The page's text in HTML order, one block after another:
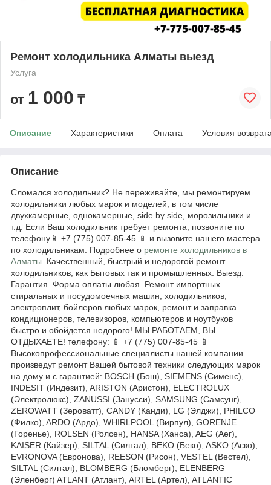
Ремонт холодильника Алматы выезд
Услуга
от 1 000 ₸
Описание Характеристики Оплата Условия
Описание
Сломался холодильник? Не переживайте, мы ремонтируем
холодильники любых марок и моделей, в том числе
двухкамерные, однокамерные, side by side, морозильники и
т.д. Если Ваш холодильник требует ремонта, позвоните по
телефону📱 +7 (775) 007-85-45 📱 и вызовите нашего мастера
по холодильникам. Подробнее о ремонте холодильников в
Алматы . Качественный, быстрый и недорогой ремонт
холодильников, как Бытовых так и промышленных. Выезд.
Гарантия. Форма оплаты любая. Ремонт импортных
стиральных и посудомоечных машин, холодильников,
электроплит, бойлеров любых марок, ремонт и заправка
кондиционеров, телевизоров, компьютеров и ноутбуков
быстро и обойдется недорого! МЫ РАБОТАЕМ, ВЫ
ОТДЫХАЕТЕ! телефону: 📱 +7 (775) 007-85-45 📱
Высокопрофессиональные специалисты нашей компании
произведут ремонт Вашей бытовой техники следующих марок
на дому и с гарантией: BOSCH (Бош), SIEMENS (Сименс),
INDESIT (Индезит), ARISTON (Аристон), ELECTROLUX
(Электролюкс), ZANUSSI (Занусси), SAMSUNG (Самсунг),
ZEROWATT (Зероватт), CANDY (Канди), LG (Элджи), PHILCO
(Филко), ARDO (Ардо), WHIRLPOOL (Вирпул), GORENJE
(Горенье), ROLSEN (Ролсен), HANSA (Ханса), AEG (Аег),
KAISER (Кайзер), SILTAL (Силтал), BEKO (Беко), ASKO (Аско),
EVRONOVA (Евронова), REESON (Рисон), VESTEL (Вестел),
SILTAL (Силтал), BLOMBERG (Бломберг), ELENBERG
(Эленберг) ATLANT (Атлант), ARTEL (Артел), ATLANTIC